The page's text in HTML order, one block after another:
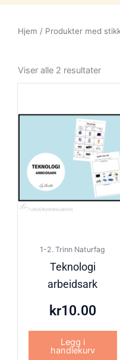
Hjem / Produkter med
Viser alle 2 resultateretter
1-2. Trinn Naturfag
Teknologi
arbeidsark
kr10.00
Legg i
handlekurv